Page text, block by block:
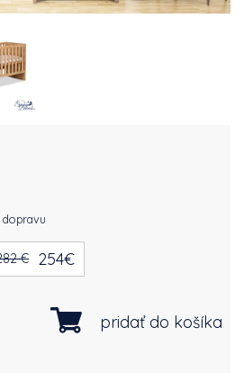
dopravu
€ 254€
pridať do košíka